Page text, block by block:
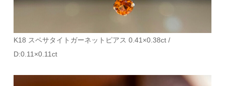
K18 スペサタイトガーネットピアス 0.41×0.38ct /
D:0.11×0.11ct